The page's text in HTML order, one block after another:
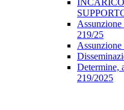
219/25
Determine,
219/2025